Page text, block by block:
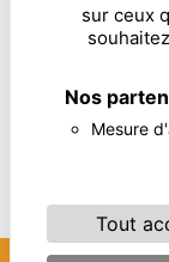
sur ceux
Nos
Mesure
Tout
de vous contacter.
traitants. Vous
d’effacement, de
votre
réclamation
sort de vos
voie postale ou
pourra vous être
période de prise
légale aux fins